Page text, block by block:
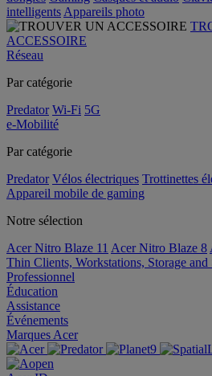
intelligents Appareils photo
ACCESSOIRE
Réseau
Par catégorie
Predator Wi-Fi 5G
e-Mobilité
Par catégorie
Predator Vélos électriques Trottinettes
Appareil mobile de gaming
Notre sélection
Acer Nitro Blaze 11 Acer Nitro Blaze 8
Thin Clients, Workstations, Storage and
Professionnel
Éducation
Assistance
Événements
Marques Acer